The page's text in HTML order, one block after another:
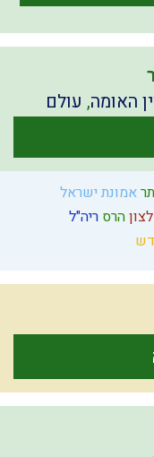
אמונת ישראל
לצוןהרס ריה"ל
האומה, עולם